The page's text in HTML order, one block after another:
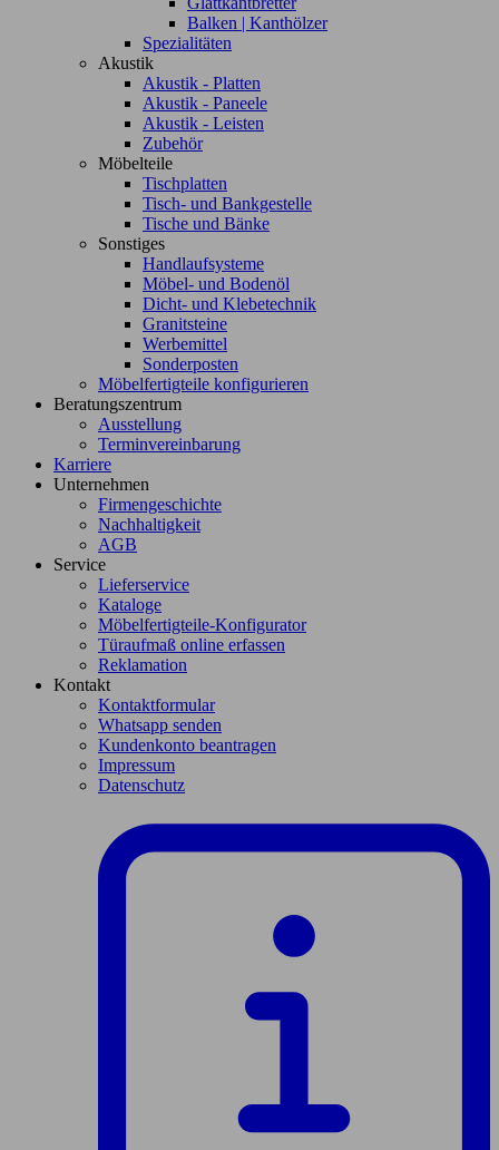
Balken | Kanthölzer
Spezialitäten
Akustik
Akustik - Platten
Akustik - Paneele
Akustik - Leisten
Zubehör
Möbelteile
Tischplatten
Tisch- und Bankgestelle
Tische und Bänke
Sonstiges
Handlaufsysteme
Möbel- und Bodenöl
Dicht- und Klebetechnik
Granitsteine
Werbemittel
Sonderposten
Möbelfertigteile konfigurieren
Beratungszentrum
Ausstellung
Terminvereinbarung
Karriere
Unternehmen
Firmengeschichte
Nachhaltigkeit
AGB
Service
Lieferservice
Kataloge
Möbelfertigteile-Konfigurator
Türaufmaß online erfassen
Reklamation
Kontakt
Kontaktformular
Whatsapp senden
Kundenkonto beantragen
Impressum
Datenschutz